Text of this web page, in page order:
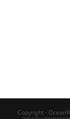
Copyright -